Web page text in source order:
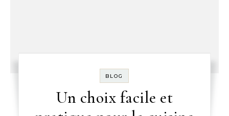
BLOG
Un choix facile et